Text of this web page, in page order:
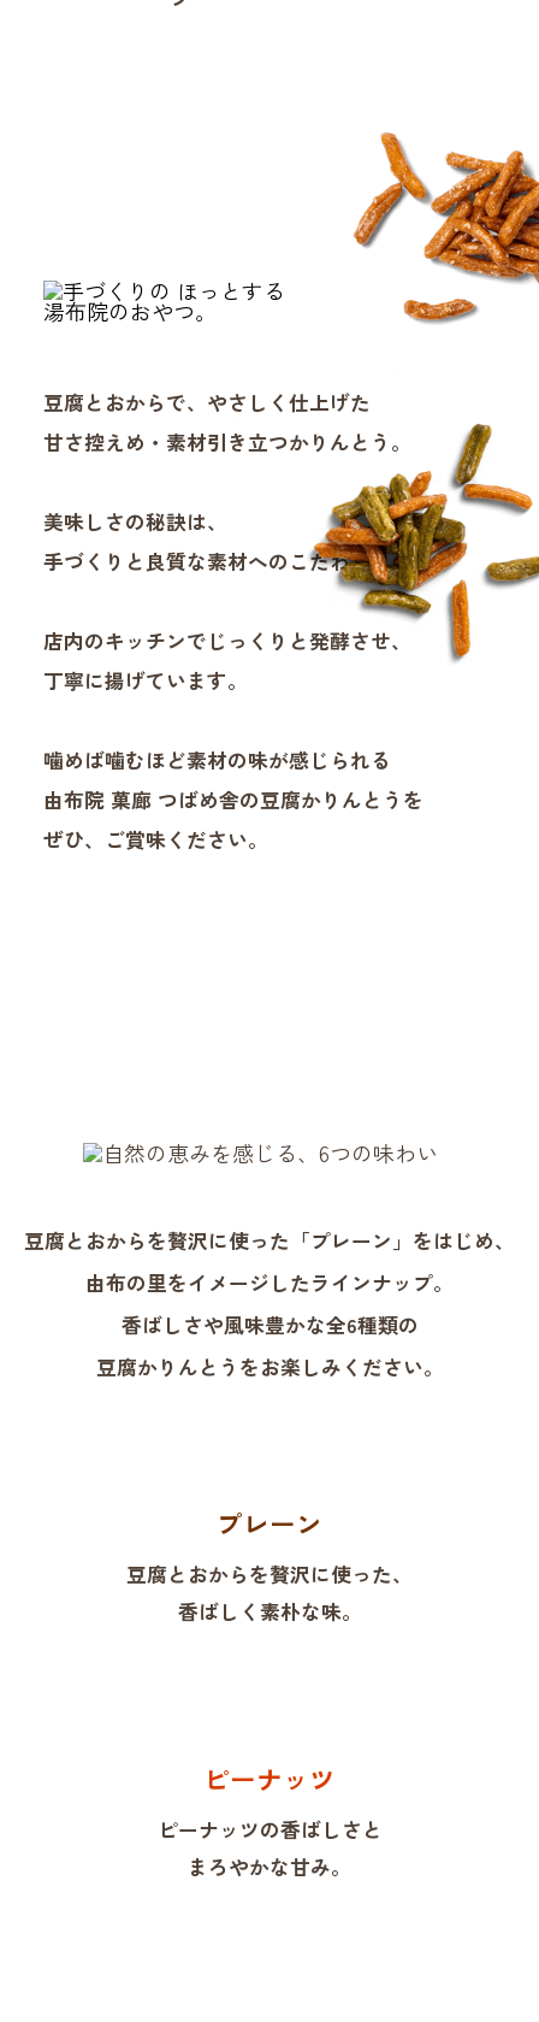
豆腐とおからで、やさしく仕上げた
甘さ控えめ・素材引き立つかりんとう。
美味しさの秘訣は、
手づくりと良質な素材へのこだわり。
店内のキッチンでじっくりと発酵させ、
丁寧に揚げています。
噛めば噛むほど素材の味が感じられる
由布院 菓廊 つばめ舎の豆腐かりんとうを
ぜひ、ご賞味ください。
豆腐とおからを贅沢に使った「プレーン」をはじめ、
由布の里をイメージしたラインナップ。
香ばしさや風味豊かな全6種類の
豆腐かりんとうをお楽しみください。
プレーン
豆腐とおからを贅沢に使った、
香ばしく素朴な味。
ピーナッツ
ピーナッツの香ばしさと
まろやかな甘み。